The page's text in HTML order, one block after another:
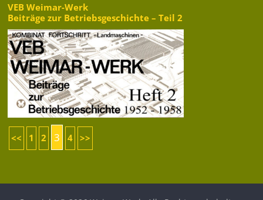
VEB Weimar-Werk
Beiträge zur Betriebsgeschichte – Teil 2
<< 1 2 3 4 >>